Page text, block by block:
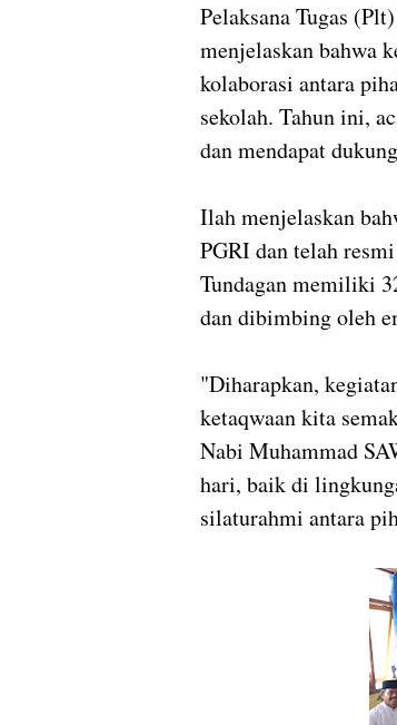
Pelaksana Tugas
menjelaskan bahwa
kolaborasi antara
sekolah. Tahun ini,
dan mendapat
Ilah menjelaskan
PGRI dan telah
Tundagan memiliki
dan dibimbing oleh
"Diharapkan,
ketaqwaan kita
Nabi Muhammad
hari, baik di
silaturahmi antara